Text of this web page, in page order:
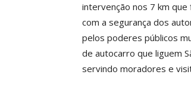
intervenção nos 7 km que
com a segurança dos
pelos poderes públicos
de autocarro que liguem
servindo moradores e